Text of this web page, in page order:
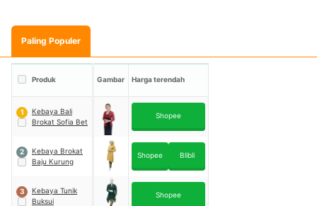
Paling Populer
Produk Gambar Harga terendah
1
Kebaya Bali
Brokat Sofia Bet
Shopee
2
Kebaya Brokat
Baju Kurung
Shopee Blibli
3
Kebaya Tunik
Buksui
Shopee